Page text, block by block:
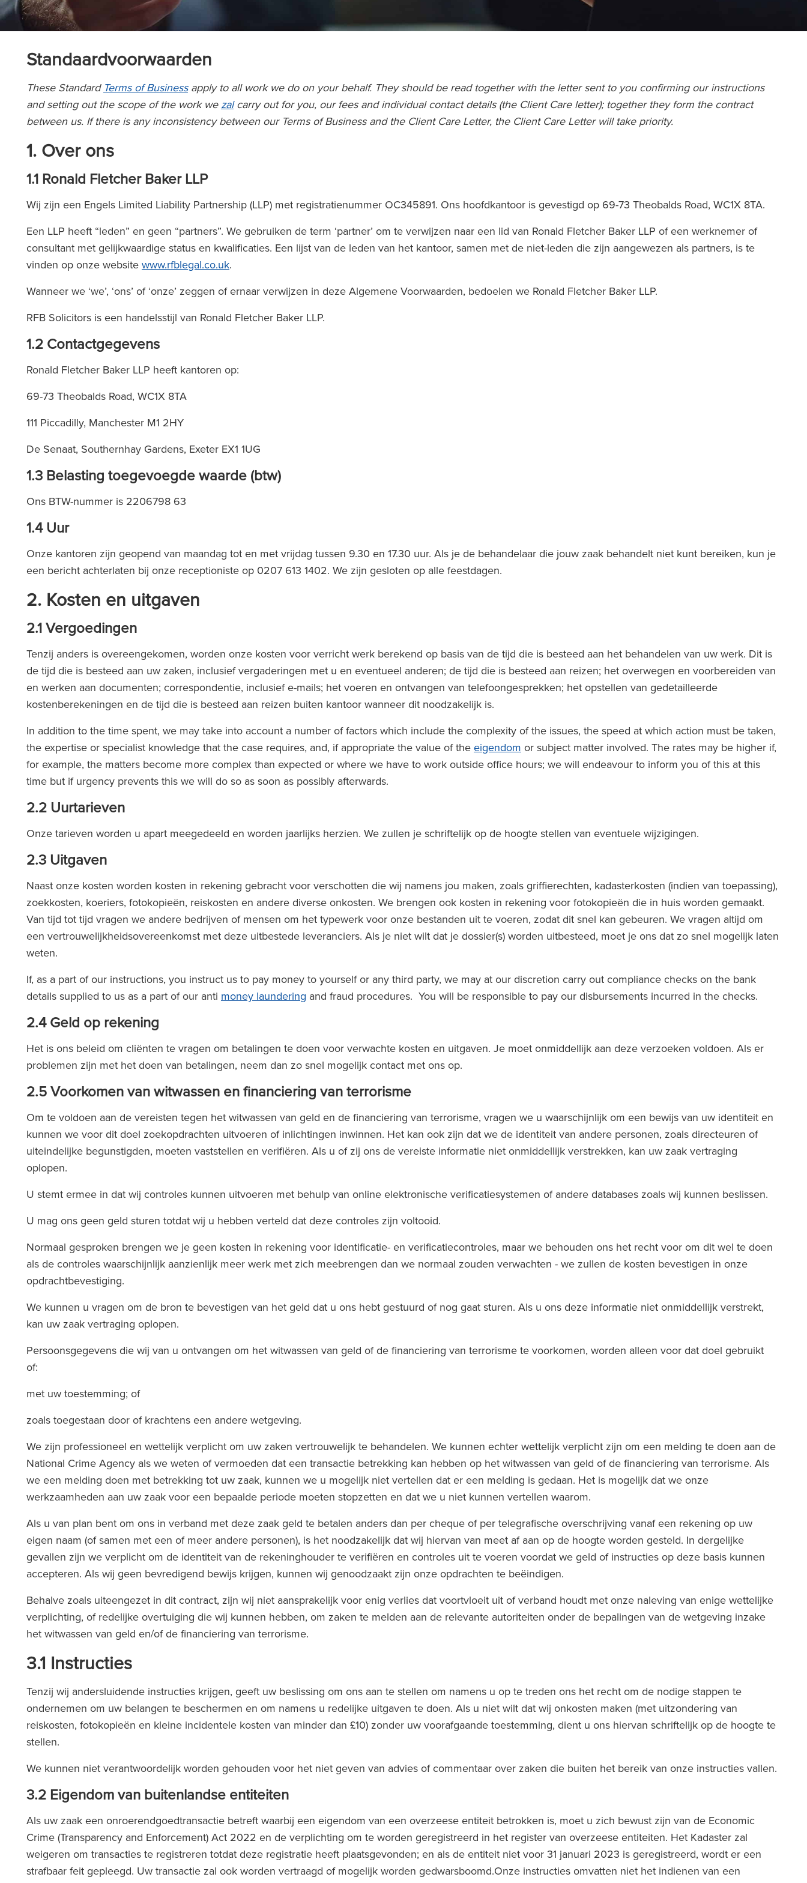
Standaardvoorwaarden
These Standard Terms of Businessapply to all work we do on your behalf. They should be read together with the letter sent to you confirming our instructions
and setting out the scope of the work we zalcarry out for you, our fees and individual contact details (the Client Care letter); together they form the contract
between us. If there is any inconsistency between our Terms of Business and the Client Care Letter, the Client Care Letter will take priority.
1. Over ons
1.1 Ronald Fletcher Baker LLP
Wij zijn een Engels Limited Liability Partnership (LLP) met registratienummer OC345891. Ons hoofdkantoor is gevestigd op 69-73 Theobalds Road, WC1X 8TA.
Een LLP heeft “leden” en geen “partners”. We gebruiken de term ‘partner’ om te verwijzen naar een lid van Ronald Fletcher Baker LLP of een werknemer of
consultant met gelijkwaardige status en kwalificaties. Een lijst van de leden van het kantoor, samen met de niet-leden die zijn aangewezen als partners, is te
vinden op onze website www.rfblegal.co.uk.
Wanneer we ‘we’, ‘ons’ of ‘onze’ zeggen of ernaar verwijzen in deze Algemene Voorwaarden, bedoelen we Ronald Fletcher Baker LLP.
RFB Solicitors is een handelsstijl van Ronald Fletcher Baker LLP.
1.2 Contactgegevens
Ronald Fletcher Baker LLP heeft kantoren op:
69-73 Theobalds Road, WC1X 8TA
111 Piccadilly, Manchester M1 2HY
De Senaat, Southernhay Gardens, Exeter EX1 1UG
1.3 Belasting toegevoegde waarde (btw)
Ons BTW-nummer is 2206798 63
1.4 Uur
Onze kantoren zijn geopend van maandag tot en met vrijdag tussen 9.30 en 17.30 uur. Als je de behandelaar die jouw zaak behandelt niet kunt bereiken, kun je
een bericht achterlaten bij onze receptioniste op 0207 613 1402. We zijn gesloten op alle feestdagen.
2. Kosten en uitgaven
2.1 Vergoedingen
Tenzij anders is overeengekomen, worden onze kosten voor verricht werk berekend op basis van de tijd die is besteed aan het behandelen van uw werk. Dit is
de tijd die is besteed aan uw zaken, inclusief vergaderingen met u en eventueel anderen; de tijd die is besteed aan reizen; het overwegen en voorbereiden van
en werken aan documenten; correspondentie, inclusief e-mails; het voeren en ontvangen van telefoongesprekken; het opstellen van gedetailleerde
kostenberekeningen en de tijd die is besteed aan reizen buiten kantoor wanneer dit noodzakelijk is.
In addition to the time spent, we may take into account a number of factors which include the complexity of the issues, the speed at which action must be taken,
the expertise or specialist knowledge that the case requires, and, if appropriate the value of the eigendom or subject matter involved. The rates may be higher if,
for example, the matters become more complex than expected or where we have to work outside office hours; we will endeavour to inform you of this at this
time but if urgency prevents this we will do so as soon as possibly afterwards.
2.2 Uurtarieven
Onze tarieven worden u apart meegedeeld en worden jaarlijks herzien. We zullen je schriftelijk op de hoogte stellen van eventuele wijzigingen.
2.3 Uitgaven
Naast onze kosten worden kosten in rekening gebracht voor verschotten die wij namens jou maken, zoals griffierechten, kadasterkosten (indien van toepassing),
zoekkosten, koeriers, fotokopieën, reiskosten en andere diverse onkosten. We brengen ook kosten in rekening voor fotokopieën die in huis worden gemaakt.
Van tijd tot tijd vragen we andere bedrijven of mensen om het typewerk voor onze bestanden uit te voeren, zodat dit snel kan gebeuren. We vragen altijd om
een vertrouwelijkheidsovereenkomst met deze uitbestede leveranciers. Als je niet wilt dat je dossier(s) worden uitbesteed, moet je ons dat zo snel mogelijk laten
weten.
If, as a part of our instructions, you instruct us to pay money to yourself or any third party, we may at our discretion carry out compliance checks on the bank
details supplied to us as a part of our anti money laundering and fraud procedures. You will be responsible to pay our disbursements incurred in the checks.
2.4 Geld op rekening
Het is ons beleid om cliënten te vragen om betalingen te doen voor verwachte kosten en uitgaven. Je moet onmiddellijk aan deze verzoeken voldoen. Als er
problemen zijn met het doen van betalingen, neem dan zo snel mogelijk contact met ons op.
2.5 Voorkomen van witwassen en financiering van terrorisme
Om te voldoen aan de vereisten tegen het witwassen van geld en de financiering van terrorisme, vragen we u waarschijnlijk om een bewijs van uw identiteit en
kunnen we voor dit doel zoekopdrachten uitvoeren of inlichtingen inwinnen. Het kan ook zijn dat we de identiteit van andere personen, zoals directeuren of
uiteindelijke begunstigden, moeten vaststellen en verifiëren. Als u of zij ons de vereiste informatie niet onmiddellijk verstrekken, kan uw zaak vertraging
oplopen.
U stemt ermee in dat wij controles kunnen uitvoeren met behulp van online elektronische verificatiesystemen of andere databases zoals wij kunnen beslissen.
U mag ons geen geld sturen totdat wij u hebben verteld dat deze controles zijn voltooid.
Normaal gesproken brengen we je geen kosten in rekening voor identificatie- en verificatiecontroles, maar we behouden ons het recht voor om dit wel te doen
als de controles waarschijnlijk aanzienlijk meer werk met zich meebrengen dan we normaal zouden verwachten - we zullen de kosten bevestigen in onze
opdrachtbevestiging.
We kunnen u vragen om de bron te bevestigen van het geld dat u ons hebt gestuurd of nog gaat sturen. Als u ons deze informatie niet onmiddellijk verstrekt,
kan uw zaak vertraging oplopen.
Persoonsgegevens die wij van u ontvangen om het witwassen van geld of de financiering van terrorisme te voorkomen, worden alleen voor dat doel gebruikt
of:
met uw toestemming; of
zoals toegestaan door of krachtens een andere wetgeving.
We zijn professioneel en wettelijk verplicht om uw zaken vertrouwelijk te behandelen. We kunnen echter wettelijk verplicht zijn om een melding te doen aan de
National Crime Agency als we weten of vermoeden dat een transactie betrekking kan hebben op het witwassen van geld of de financiering van terrorisme. Als
we een melding doen met betrekking tot uw zaak, kunnen we u mogelijk niet vertellen dat er een melding is gedaan. Het is mogelijk dat we onze
werkzaamheden aan uw zaak voor een bepaalde periode moeten stopzetten en dat we u niet kunnen vertellen waarom.
Als u van plan bent om ons in verband met deze zaak geld te betalen anders dan per cheque of per telegrafische overschrijving vanaf een rekening op uw
eigen naam (of samen met een of meer andere personen), is het noodzakelijk dat wij hiervan van meet af aan op de hoogte worden gesteld. In dergelijke
gevallen zijn we verplicht om de identiteit van de rekeninghouder te verifiëren en controles uit te voeren voordat we geld of instructies op deze basis kunnen
accepteren. Als wij geen bevredigend bewijs krijgen, kunnen wij genoodzaakt zijn onze opdrachten te beëindigen.
Behalve zoals uiteengezet in dit contract, zijn wij niet aansprakelijk voor enig verlies dat voortvloeit uit of verband houdt met onze naleving van enige wettelijke
verplichting, of redelijke overtuiging die wij kunnen hebben, om zaken te melden aan de relevante autoriteiten onder de bepalingen van de wetgeving inzake
het witwassen van geld en/of de financiering van terrorisme.
3.1 Instructies
Tenzij wij andersluidende instructies krijgen, geeft uw beslissing om ons aan te stellen om namens u op te treden ons het recht om de nodige stappen te
ondernemen om uw belangen te beschermen en om namens u redelijke uitgaven te doen. Als u niet wilt dat wij onkosten maken (met uitzondering van
reiskosten, fotokopieën en kleine incidentele kosten van minder dan £10) zonder uw voorafgaande toestemming, dient u ons hiervan schriftelijk op de hoogte te
stellen.
We kunnen niet verantwoordelijk worden gehouden voor het niet geven van advies of commentaar over zaken die buiten het bereik van onze instructies vallen.
3.2 Eigendom van buitenlandse entiteiten
Als uw zaak een onroerendgoedtransactie betreft waarbij een eigendom van een overzeese entiteit betrokken is, moet u zich bewust zijn van de Economic
Crime (Transparency and Enforcement) Act 2022 en de verplichting om te worden geregistreerd in het register van overzeese entiteiten. Het Kadaster zal
weigeren om transacties te registreren totdat deze registratie heeft plaatsgevonden; en als de entiteit niet voor 31 januari 2023 is geregistreerd, wordt er een
strafbaar feit gepleegd. Uw transactie zal ook worden vertraagd of mogelijk worden gedwarsboomd.Onze instructies omvatten niet het indienen van een